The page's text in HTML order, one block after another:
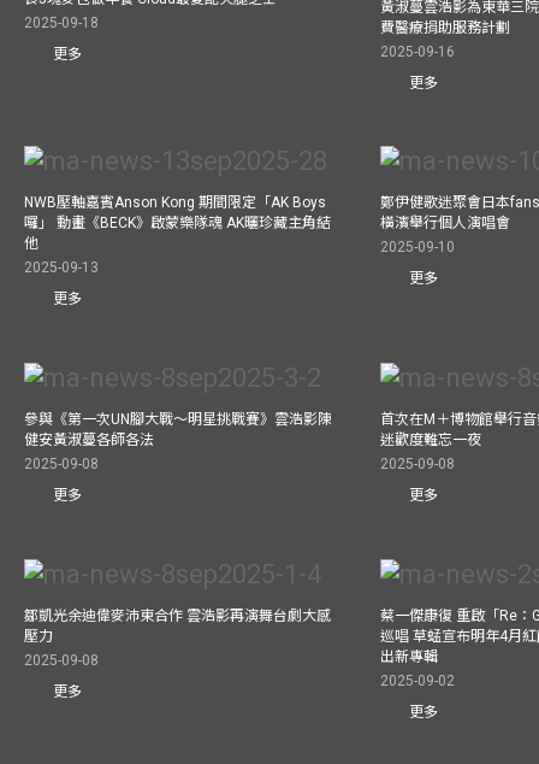
2025-09-18
更多
黃淑蔓雲浩影為東華三
費醫療捐助服務計劃
2025-09-16
更多
NWB壓軸嘉賓Anson Kong 期間限定「AK Boys
囉」 動畫《BECK》啟蒙樂隊魂 AK曬珍藏主角結
他
2025-09-13
更多
鄭伊健歌迷聚會日本
橫濱舉行個人演唱會
2025-09-10
更多
參與《第一次UN腳大戰～明星挑戰賽》雲浩影陳
健安黃淑蔓各師各法
2025-09-08
更多
首次在M＋博物館舉行
迷歡度難忘一夜
2025-09-08
更多
鄒凱光余迪偉麥沛東合作 雲浩影再演舞台劇大感
壓力
2025-09-08
更多
蔡一傑康復 重啟「Re：
巡唱 草蜢宣布明年4月
出新專輯
2025-09-02
更多